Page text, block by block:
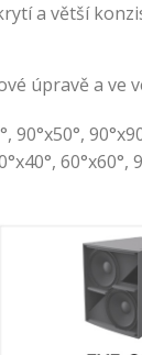
a větší
úpravě a
60°x60°,